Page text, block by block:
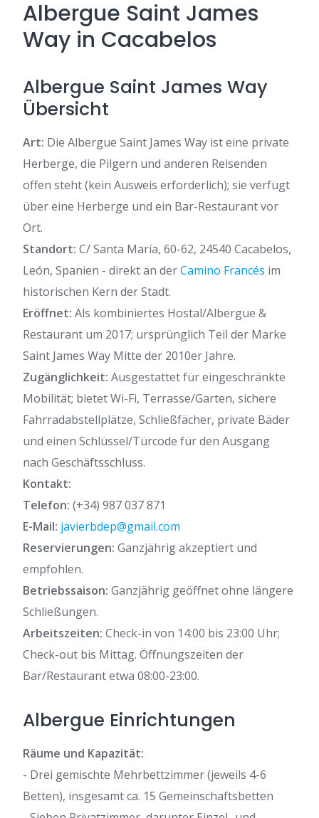
Albergue Saint James
Way in Cacabelos
Albergue Saint James Way
Übersicht
Art: Die Albergue Saint James Way ist eine private
Herberge, die Pilgern und anderen Reisenden
offen steht (kein Ausweis erforderlich); sie verfügt
über eine Herberge und ein Bar-Restaurant vor
Ort.
Standort: C/ Santa María, 60-62, 24540 Cacabelos,
León, Spanien - direkt an derCamino Francés im
historischen Kern der Stadt.
Eröffnet: Als kombiniertes Hostal/Albergue &
Restaurant um 2017; ursprünglich Teil der Marke
Saint James Way Mitte der 2010er Jahre.
Zugänglichkeit: Ausgestattet für eingeschränkte
Mobilität; bietet Wi-Fi, Terrasse/Garten, sichere
Fahrradabstellplätze, Schließfächer, private Bäder
und einen Schlüssel/Türcode für den Ausgang
nach Geschäftsschluss.
Kontakt:
Telefon: (+34) 987 037 871
E-Mail: javierbdep@gmail.com
Reservierungen: Ganzjährig akzeptiert und
empfohlen.
Betriebssaison: Ganzjährig geöffnet ohne längere
Schließungen.
Arbeitszeiten: Check-in von 14:00 bis 23:00 Uhr;
Check-out bis Mittag. Öffnungszeiten der
Bar/Restaurant etwa 08:00-23:00.
Albergue Einrichtungen
Räume und Kapazität:
- Drei gemischte Mehrbettzimmer (jeweils 4-6
Betten), insgesamt ca. 15 Gemeinschaftsbetten